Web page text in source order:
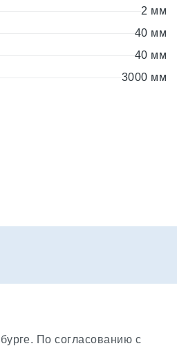
2 мм
40 мм
40 мм
3000 мм
По согласованию с